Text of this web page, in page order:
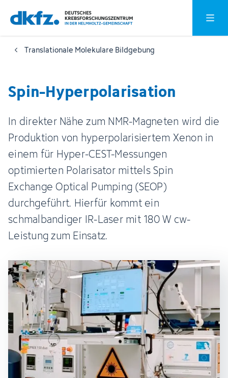
Zum
Hauptinhalt
springen
Zur
Fußzeile
springen
Translationale Molekulare Bildgebung
Spin-Hy­per­po­la­ri­sa­tion
In direkter Nähe zum NMR-Magneten wird die
Produktion von hyperpolarisiertem Xenon in
einem für Hyper-CEST-Messungen
optimierten Polarisator mittels Spin
Exchange Optical Pumping (SEOP)
durchgeführt. Hierfür kommt ein
schmalbandiger IR-Laser mit 180 W cw-
Leistung zum Einsatz.